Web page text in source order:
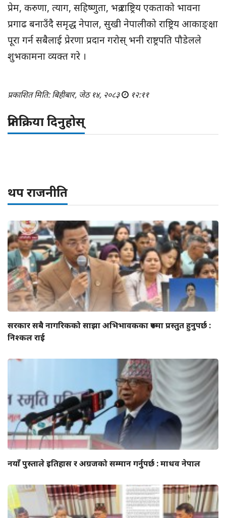
प्रेम, करुणा, त्याग, सहिष्णुता, भद्र राष्ट्रिय एकताको भावना
प्रगाढ बनाउँदै समृद्ध नेपाल, सुखी नेपालीको राष्ट्रिय आकाङ्क्षा
पूरा गर्न सबैलाई प्रेरणा प्रदान गरोस् भनी राष्ट्रपति पौडेलले
शुभकामना व्यक्त गरे ।
प्रकाशित मिति: बिहीबार, जेठ १४, २०८३ १२:११
प्रतिक्रिया दिनुहोस्
थप राजनीति
सरकार सबै नागरिकको साझा अभिभावकका रूपमा प्रस्तुत हुनुपर्छ :
निश्कल राई
नयाँ पुस्ताले इतिहास र अग्रजको सम्मान गर्नुपर्छ : माधव नेपाल